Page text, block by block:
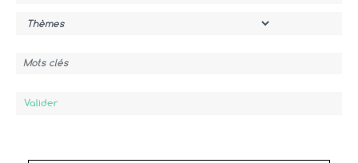
Thème
Mots clés
Valider